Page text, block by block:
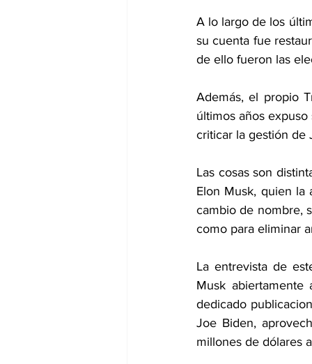
A lo largo de los
su cuenta fue
de ello fueron las
Además, el propio
últimos años
criticar la gestión de
Las cosas son
Elon Musk, quien la
cambio de nombre,
como para eliminar
La entrevista de
Musk
dedicado
Joe Biden,
millones de dólares